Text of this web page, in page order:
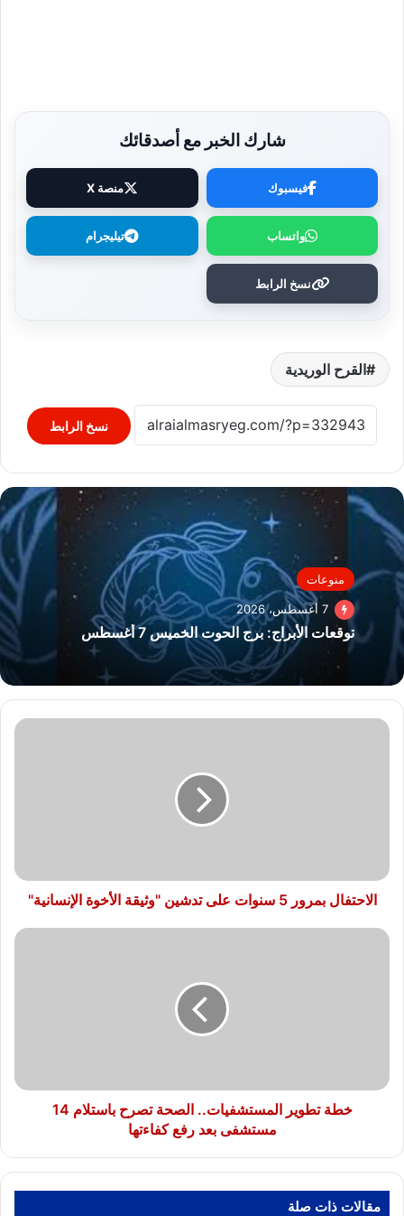
شارك الخبر مع أصدقائك
فيسبوك منصة X
واتساب تيليجرام
نسخ الرابط
القرح الوريدية
نسخ الرابط
منوعات
7 أغسطس، 2026
توقعات الأبراج: برج الحوت الخميس 7 أغسطس
الاحتفال
الإنسانية"
الاحتفال بمرور 5 سنوات على تدشين "وثيقة الأخوة الإنسانية"
خطة
بعد
خطة تطوير المستشفيات.. الصحة تصرح باستلام 14
مستشفى بعد رفع كفاءتها
مقالات ذات صلة